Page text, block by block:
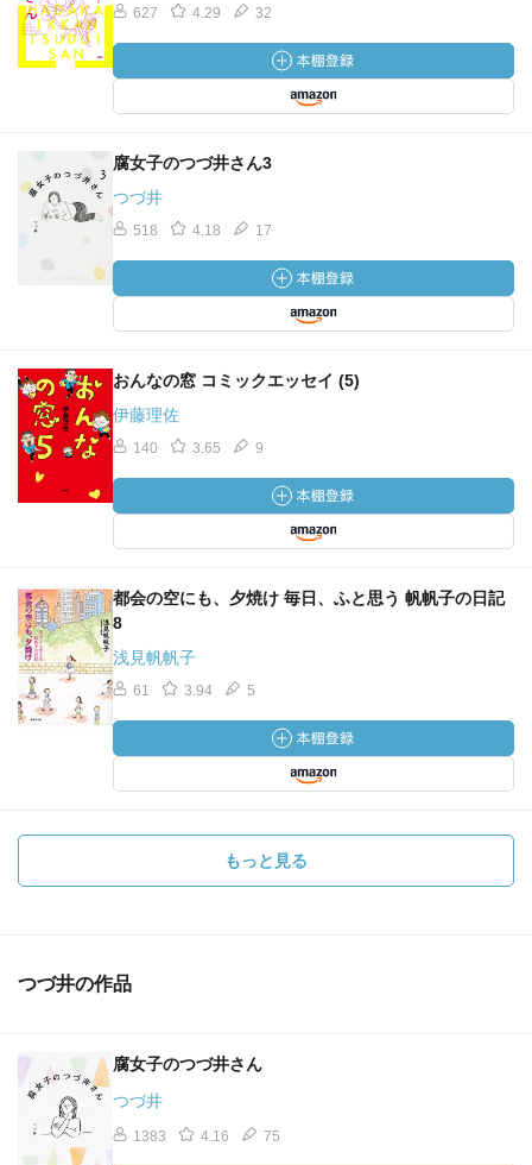
627 4.29 32
腐女子のつづ井さん3
つづ井
518 4.18 17
おんなの窓 コミックエッセイ (5)
伊藤理佐
140 3.65 9
都会の空にも、夕焼け 毎日、ふと思う 帆帆子の日記
8
浅見帆帆子
61 3.94 5
もっと見る
つづ井の作品
腐女子のつづ井さん
つづ井
1383 4.16 75